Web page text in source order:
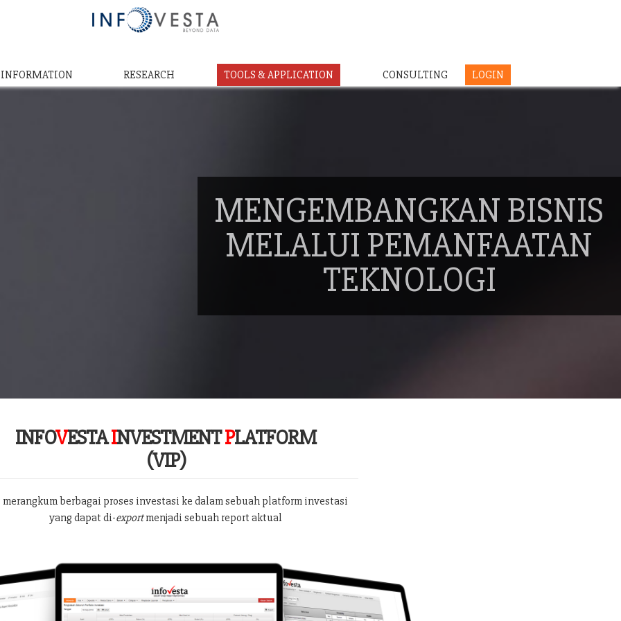
INFORMATION RESEARCH TOOLS & APPLICATION CONSULTING LOGIN
MENGEMBANGKAN BISNIS
MELALUI PEMANFAATAN
TEKNOLOGI
INFOVESTAINVESTMENTPLATFORM
(VIP)
merangkum berbagai proses investasi ke dalam sebuah platform investasi
yang dapat di-exportmenjadi sebuah report aktual